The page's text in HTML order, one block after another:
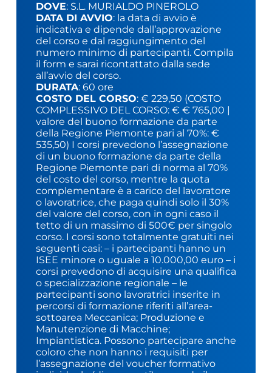
DOVE: S.L. MURIALDO PINEROLO
DATA DI AVVIO: la data di avvio è
indicativa e dipende dall’approvazione
del corso e dal raggiungimento del
numero minimo di partecipanti. Compila
il form e sarai ricontattato dalla sede
all’avvio del corso.
DURATA: 60 ore
COSTO DEL CORSO: € 229,50 (COSTO
COMPLESSIVO DEL CORSO: € € 765,00 |
valore del buono formazione da parte
della Regione Piemonte pari al 70%: €
535,50) I corsi prevedono l’assegnazione
di un buono formazione da parte della
Regione Piemonte pari di norma al 70%
del costo del corso, mentre la quota
complementare è a carico del lavoratore
o lavoratrice, che paga quindi solo il 30%
del valore del corso, con in ogni caso il
tetto di un massimo di 500€ per singolo
corso. I corsi sono totalmente gratuiti nei
seguenti casi: – i partecipanti hanno un
ISEE minore o uguale a 10.000,00 euro – i
corsi prevedono di acquisire una qualifica
o specializzazione regionale – le
partecipanti sono lavoratrici inserite in
percorsi di formazione riferiti all’area-
sottoarea Meccanica; Produzione e
Manutenzione di Macchine;
Impiantistica. Possono partecipare anche
coloro che non hanno i requisiti per
l’assegnazione del voucher formativo